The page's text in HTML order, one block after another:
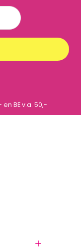
en BE v.a. 50,-